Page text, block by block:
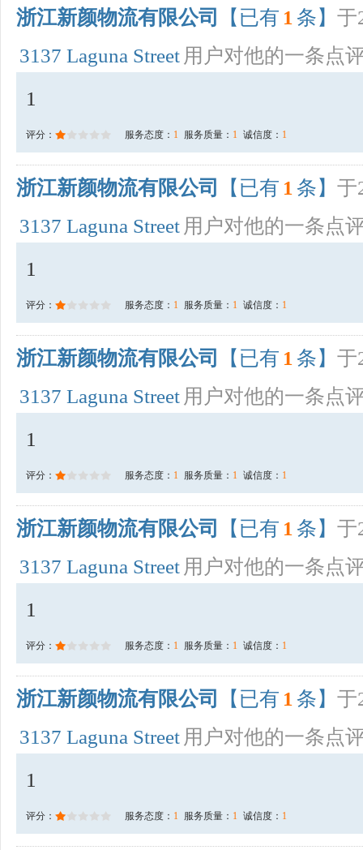
浙江新颜物流有限公司 【已有 1 条】 于
3137 Laguna Street 用户对他的一条点
1
评分： 服务态度： 1 服务质量： 1 诚信度： 1
浙江新颜物流有限公司 【已有 1 条】 于
3137 Laguna Street 用户对他的一条点
1
评分： 服务态度： 1 服务质量： 1 诚信度： 1
浙江新颜物流有限公司 【已有 1 条】 于
3137 Laguna Street 用户对他的一条点
1
评分： 服务态度： 1 服务质量： 1 诚信度： 1
浙江新颜物流有限公司 【已有 1 条】 于
3137 Laguna Street 用户对他的一条点
1
评分： 服务态度： 1 服务质量： 1 诚信度： 1
浙江新颜物流有限公司 【已有 1 条】 于
3137 Laguna Street 用户对他的一条点
1
评分： 服务态度： 1 服务质量： 1 诚信度： 1